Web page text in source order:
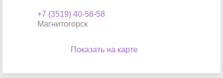
+7 (3519) 40-58-58
Магнитогорск
Показать на карте